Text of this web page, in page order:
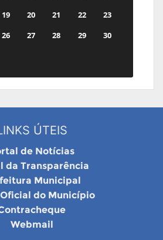
19 20 21 22
23
26 27 28 29
30
ÚTEIS
de Notícias
da Transparência
Municipal
do Município
Webmail